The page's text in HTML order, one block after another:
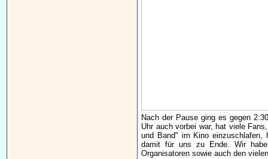
Nach der Pause ging es gegen
Uhr auch vorbei war, hat viele
und Band" im Kino einzuschlafen,
damit für uns zu Ende. Wir
Organisatoren sowie auch den